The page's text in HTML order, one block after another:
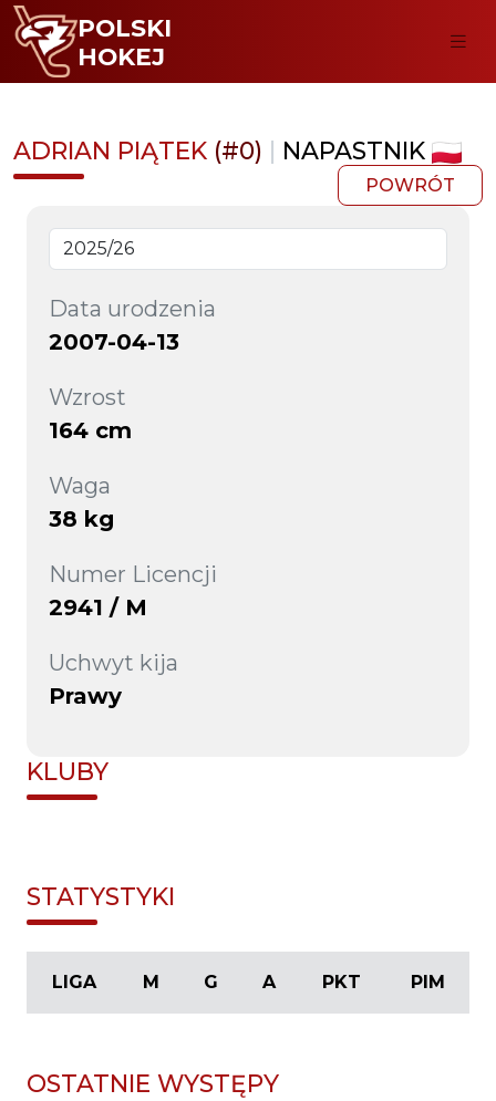
POLSKI
HOKEJ
ADRIAN PIĄTEK (#0) | NAPASTNIK
POWRÓT
Data urodzenia
2007-04-13
Wzrost
164 cm
Waga
38 kg
Numer Licencji
2941 / M
Uchwyt kija
Prawy
KLUBY
STATYSTYKI
LIGA M G A PKT PIM
OSTATNIE WYSTĘPY